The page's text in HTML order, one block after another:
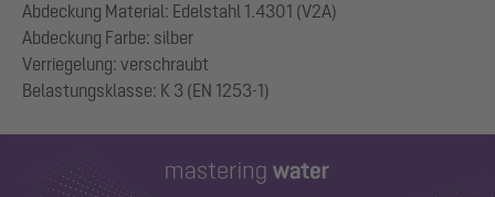
Abdeckung Material: Edelstahl 1.4301 (V2A)
Abdeckung Farbe: silber
Verriegelung: verschraubt